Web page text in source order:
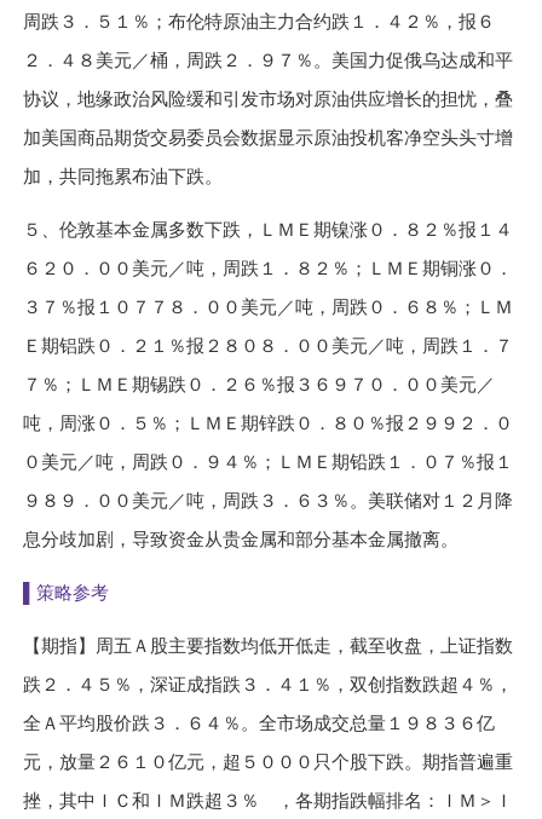
周跌 ３．５１％ ；布伦特原油主力合约跌 １．４２％ ，报 ６
２．４８ 美元／桶，周跌 ２．９７％ 。美国力促俄乌达成和平
协议，地缘政治风险缓和引发市场对原油供应增长的担忧，叠
加美国商品期货交易委员会数据显示原油投机客净空头头寸增
加，共同拖累布油下跌。
５ 、伦敦基本金属多数下跌， ＬＭＥ期镍涨０．８２％报 １４
６２０．００ 美元／吨，周跌 １．８２％ ； ＬＭＥ期铜涨０．
３７％报 １０７７８．００ 美元／吨，周跌 ０．６８％ ；
ＬＭ
Ｅ期铝跌 ０．２１％报 ２８０８．００ 美元／吨，周跌 １．７
７％ ； ＬＭＥ期锡跌 ０．２６％报 ３６９７０．００ 美元／
吨，周涨０．５％ ； ＬＭＥ期锌跌 ０．８０％报 ２９９２．０
０ 美元／吨，周跌 ０．９４％ ； ＬＭＥ期铅跌 １．０７％报 １
９８９．００ 美元／吨，周跌 ３．６３％ 。美联储对 １２ 月降
息分歧加剧，导致资金从贵金属和部分基本金属撤离。
▌策略参考
【期指】周五 Ａ 股主要指数均低开低走，截至收盘，上证指数
跌 ２．４５％ ，深证成指跌 ３．４１％ ，双创指数跌超 ４％ ，
全 Ａ平均股价跌 ３．６４％ 。全市场成交总量 １９８３６亿
元，放量 ２６１０亿元，超 ５０００ 只个股下跌。期指普遍重
挫，其中 ＩＣ和 ＩＭ跌超 ３％ ，各期指跌幅排名：
ＩＭ＞Ｉ